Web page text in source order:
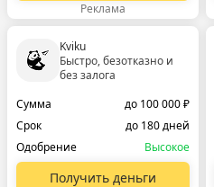
Реклама
Kviku
Быстро, безотказно и
без залога
Сумма
до 100 000 ₽
Срок
до 180 дней
Одобрение
Высокое
Получить деньги